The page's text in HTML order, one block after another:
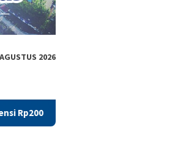
2026
Bocor di Pelabuhan